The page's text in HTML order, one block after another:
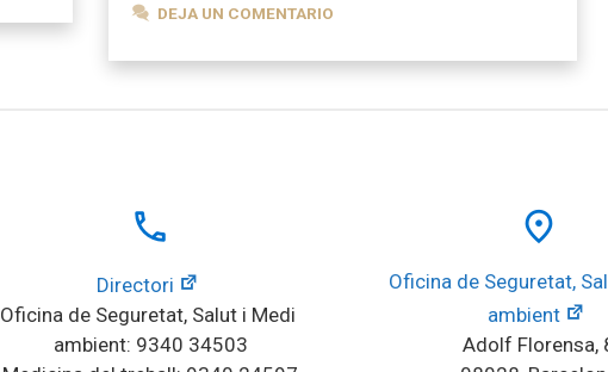
DEJA UN COMENTARIO
local_phone
Directori
Oficina de Seguretat, Salut i Medi
ambient: 9340 34503
place
Oficina de Seguretat,
ambient
Adolf Florensa,